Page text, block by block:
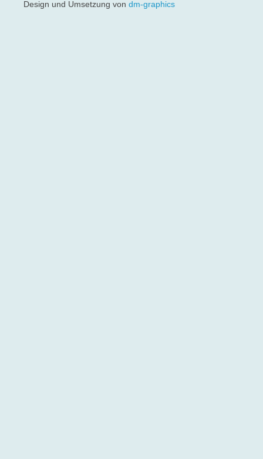
Design und Umsetzung von dm-graphics